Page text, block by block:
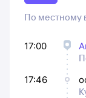
По местному
17:00
17:46